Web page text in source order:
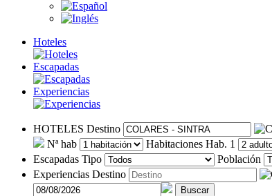
Hoteles
Escapadas
Experiencias
HOTELES Destino
Nª hab
Habitaciones Hab. 1
Escapadas Tipo Población
Experiencias Destino
Buscar